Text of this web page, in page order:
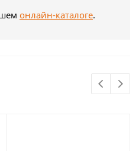
онлайн-каталоге.